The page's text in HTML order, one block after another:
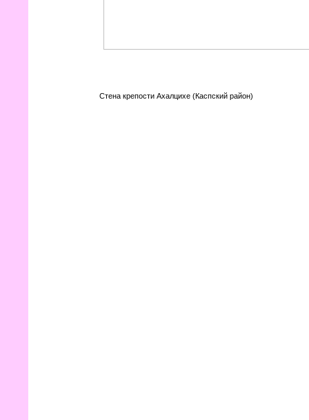
Стена крепости Ахалцихе (Каспский район)